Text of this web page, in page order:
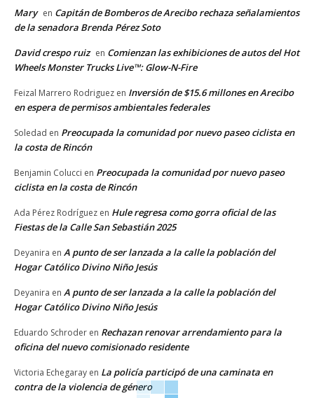
Mary en Capitán de Bomberos de Arecibo rechaza señalamientos
de la senadora Brenda Pérez Soto
David crespo ruiz en Comienzan las exhibiciones de autos del Hot
Wheels Monster Trucks Live™: Glow-N-Fire
Feizal Marrero Rodriguez en Inversión de $15.6 millones en Arecibo
en espera de permisos ambientales federales
Soledad en Preocupada la comunidad por nuevo paseo ciclista en
la costa de Rincón
Benjamin Colucci en Preocupada la comunidad por nuevo paseo
ciclista en la costa de Rincón
Ada Pérez Rodríguez en Hule regresa como gorra oficial de las
Fiestas de la Calle San Sebastián 2025
Deyanira en A punto de ser lanzada a la calle la población del
Hogar Católico Divino Niño Jesús
Deyanira en A punto de ser lanzada a la calle la población del
Hogar Católico Divino Niño Jesús
Eduardo Schroder en Rechazan renovar arrendamiento para la
oficina del nuevo comisionado residente
Victoria Echegaray en La policía participó de una caminata en
contra de la violencia de género